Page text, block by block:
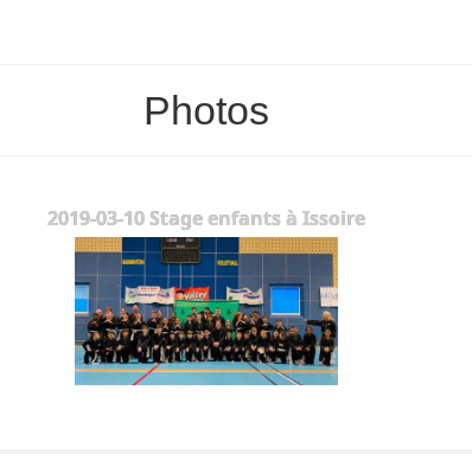
Photos
2019-03-10 Stage enfants à Issoire